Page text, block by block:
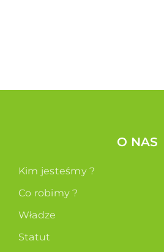
O NAS
Kim jesteśmy ?
Co robimy ?
Władze
Statut